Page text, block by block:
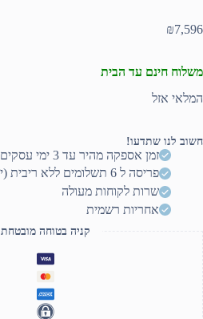
₪7,596
משלוח חינם עד הבית
המלאי אזל
חשוב לנו שתדעו!
זמן אספקה מהיר עד 3 ימי עסקים
פריסה ל 6 תשלומים ללא ריבית (יותר? דברו איתנו)
שרות לקוחות מעולה
אחריות רשמית
קניה בטוחה מובטחת